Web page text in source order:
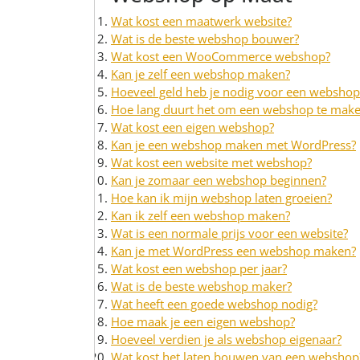
Wat kost een maatwerk website?
Wat is de beste webshop bouwer?
Wat kost een WooCommerce webshop?
Kan je zelf een webshop maken?
Hoeveel geld heb je nodig voor een
Hoe lang duurt het om een webshop te
Wat kost een eigen webshop?
Kan je een webshop maken met WordPress?
Wat kost een website met webshop?
Kan je zomaar een webshop beginnen?
Hoe kan ik mijn webshop laten groeien?
Kan ik zelf een webshop maken?
Wat is een normale prijs voor een website?
Kan je met WordPress een webshop maken?
Wat kost een webshop per jaar?
Wat is de beste webshop maker?
Wat heeft een goede webshop nodig?
Hoe maak je een eigen webshop?
Hoeveel verdien je als webshop eigenaar?